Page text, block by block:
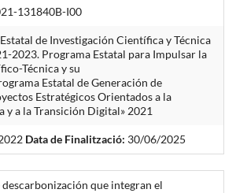
131840B-I00
de Investigación Científica y Técnica
2023. Programa Estatal para Impulsar la
Técnica y su
Estatal de Generación de
Estratégicos Orientados a la
y a la Transición Digital» 2021
Data de Finalització: 30/06/2025
descarbonización que integran el